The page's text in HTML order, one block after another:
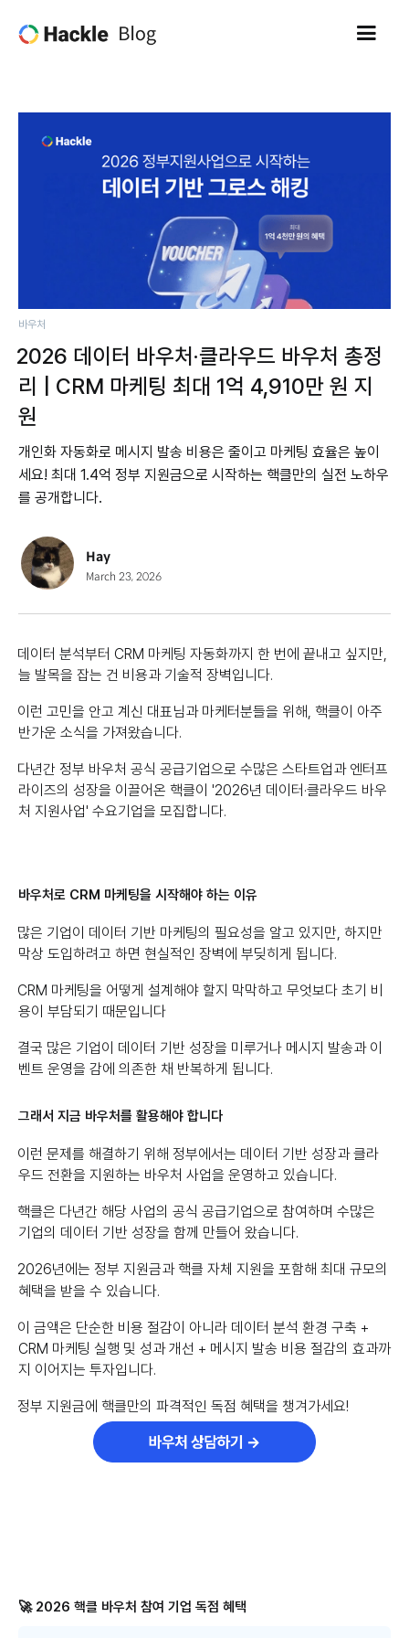
바우처
2026 데이터 바우처·클라우드 바우처 총정
리 | CRM 마케팅 최대 1억 4,910만 원 지
원
개인화 자동화로 메시지 발송 비용은 줄이고 마케팅 효율은 높이
세요! 최대 1.4억 정부 지원금으로 시작하는 핵클만의 실전 노하우
를 공개합니다.
Hay
March 23, 2026
데이터 분석부터 CRM 마케팅 자동화까지 한 번에 끝내고 싶지만,
늘 발목을 잡는 건 비용과 기술적 장벽입니다.
이런 고민을 안고 계신 대표님과 마케터분들을 위해, 핵클이 아주
반가운 소식을 가져왔습니다.
다년간 정부 바우처 공식 공급기업으로 수많은 스타트업과 엔터프
라이즈의 성장을 이끌어온 핵클이 '2026년 데이터·클라우드 바우
처 지원사업' 수요기업을 모집합니다.
바우처로 CRM 마케팅을 시작해야 하는 이유
많은 기업이 데이터 기반 마케팅의 필요성을 알고 있지만, 하지만
막상 도입하려고 하면 현실적인 장벽에 부딪히게 됩니다.
CRM 마케팅을 어떻게 설계해야 할지 막막하고 무엇보다 초기 비
용이 부담되기 때문입니다
결국 많은 기업이 데이터 기반 성장을 미루거나 메시지 발송과 이
벤트 운영을 감에 의존한 채 반복하게 됩니다.
그래서 지금 바우처를 활용해야 합니다
이런 문제를 해결하기 위해 정부에서는 데이터 기반 성장과 클라
우드 전환을 지원하는 바우처 사업을 운영하고 있습니다.
핵클은 다년간 해당 사업의 공식 공급기업으로 참여하며 수많은
기업의 데이터 기반 성장을 함께 만들어 왔습니다.
2026년에는 정부 지원금과 핵클 자체 지원을 포함해 최대 규모의
혜택을 받을 수 있습니다.
이 금액은 단순한 비용 절감이 아니라 데이터 분석 환경 구축 +
CRM 마케팅 실행 및 성과 개선 + 메시지 발송 비용 절감의 효과까
지 이어지는 투자입니다.
정부 지원금에 핵클만의 파격적인 독점 혜택을 챙겨가세요!
🚀 2026 핵클 바우처 참여 기업 독점 혜택